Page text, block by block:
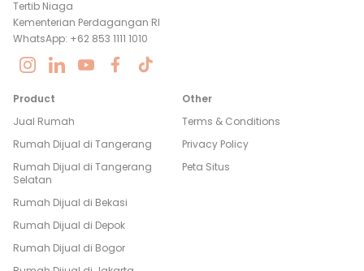
Tertib Niaga
Kementerian Perdagangan RI
WhatsApp: +62 853 1111 1010
Product
Jual Rumah
Rumah Dijual di Tangerang
Rumah Dijual di Tangerang
Selatan
Rumah Dijual di Bekasi
Rumah Dijual di Depok
Rumah Dijual di Bogor
Other
Terms & Conditions
Privacy Policy
Peta Situs